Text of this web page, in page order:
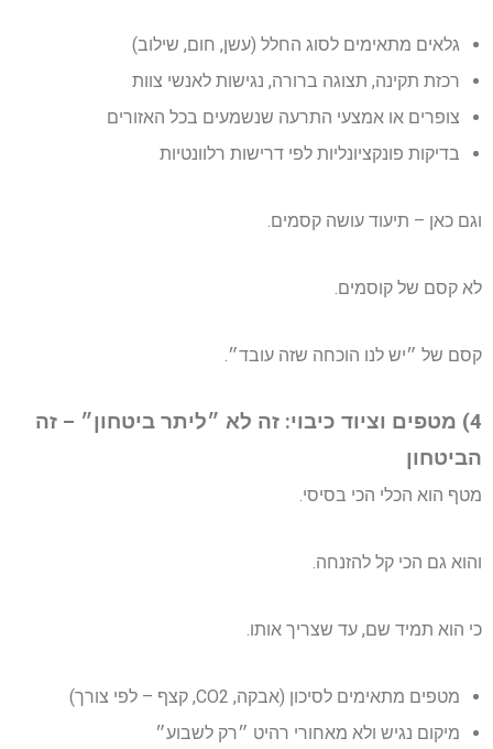
גלאים מתאימים לסוג החלל (עשן, חום, שילוב)
רכזת תקינה, תצוגה ברורה, נגישות לאנשי צוות
צופרים או אמצעי התרעה שנשמעים בכל האזורים
בדיקות פונקציונליות לפי דרישות רלוונטיות
וגם כאן – תיעוד עושה קסמים.
לא קסם של קוסמים.
קסם של ״יש לנו הוכחה שזה עובד״.
4) מטפים וציוד כיבוי: זה לא ״ליתר ביטחון״ – זה
הביטחון
מטף הוא הכלי הכי בסיסי.
והוא גם הכי קל להזנחה.
כי הוא תמיד שם, עד שצריך אותו.
מטפים מתאימים לסיכון (אבקה, CO2, קצף – לפי צורך)
מיקום נגיש ולא מאחורי רהיט ״רק לשבוע״